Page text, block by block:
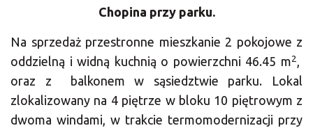
Chopina przy parku.
Na sprzedaż przestronne mieszkanie 2 pokojowe z
oddzielną i widną kuchnią o powierzchni 46.45 m2,
oraz z balkonem w sąsiedztwie parku. Lokal
zlokalizowany na 4 piętrze w bloku 10 piętrowym z
dwoma windami, w trakcie termomodernizacji przy